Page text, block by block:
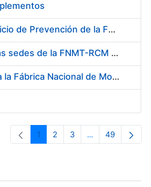
Servicio de Calibración y Verificación Externa de los Equipos de Medición del Servicio de Prevención de la FNMT-RCM
Conexión mediante Fibra Óptica de los Centros de Proceso de Datos (CPDs) de las sedes de la FNMT-RCM de Burgos y Madrid
Contratación de acuerdo marco para el Suministro de Material de Electricidad para la Fábrica Nacional de Moneda y Timbre-Real Casa de la Moneda en su centro de trabajo de Burgos
Página
1 Página
2 Página
3 ...PáginasPágina
49